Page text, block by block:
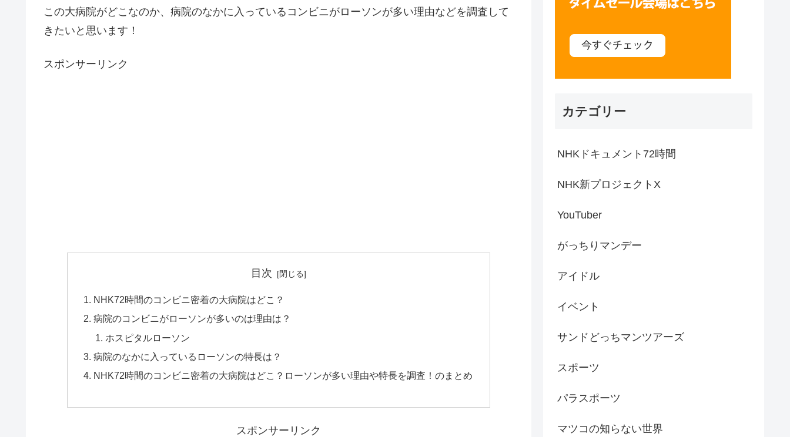
この大病院がどこなのか、病院のなかに入っているコンビニがローソンが多い理由などを調査して
きたいと思います！
スポンサーリンク
目次
NHK72時間のコンビニ密着の大病院はどこ？
病院のコンビニがローソンが多いのは理由は？
ホスピタルローソン
病院のなかに入っているローソンの特長は？
NHK72時間のコンビニ密着の大病院はどこ？ローソンが多い理由や特長を調査！のまとめ
スポンサーリンク
カテゴリー
NHKドキュメント72時間
NHK新プロジェクトX
YouTuber
がっちりマンデー
アイドル
イベント
サンドどっちマンツアーズ
スポーツ
パラスポーツ
マツコの知らない世界